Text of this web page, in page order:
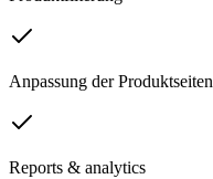
Anpassung der Produktseiten
Reports & analytics